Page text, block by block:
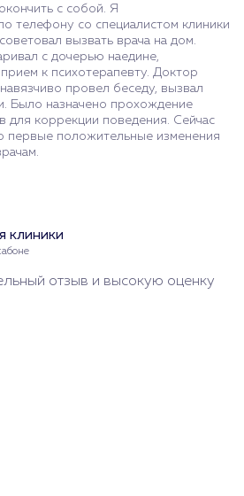
с собой. Я
телефону со специалистом клиники
вызвать врача на дом.
с дочерью наедине,
к психотерапевту. Доктор
провел беседу, вызвал
Было назначено прохождение
для коррекции поведения. Сейчас
первые положительные изменения
клиники
отзыв и высокую оценку